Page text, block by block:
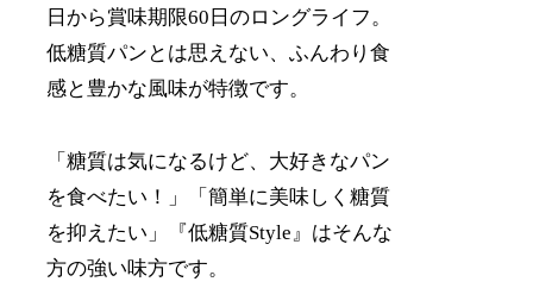
日から賞味期限60日のロングライフ。
低糖質パンとは思えない、ふんわり食
感と豊かな風味が特徴です。
「糖質は気になるけど、大好きなパン
を食べたい！」「簡単に美味しく糖質
を抑えたい」『低糖質Style』はそんな
方の強い味方です。